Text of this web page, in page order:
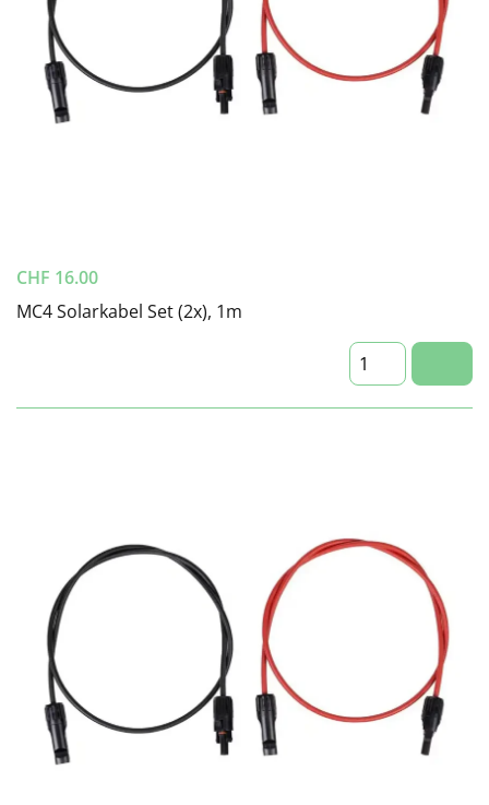
CHF 16.00
MC4 Solarkabel Set (2x), 1m